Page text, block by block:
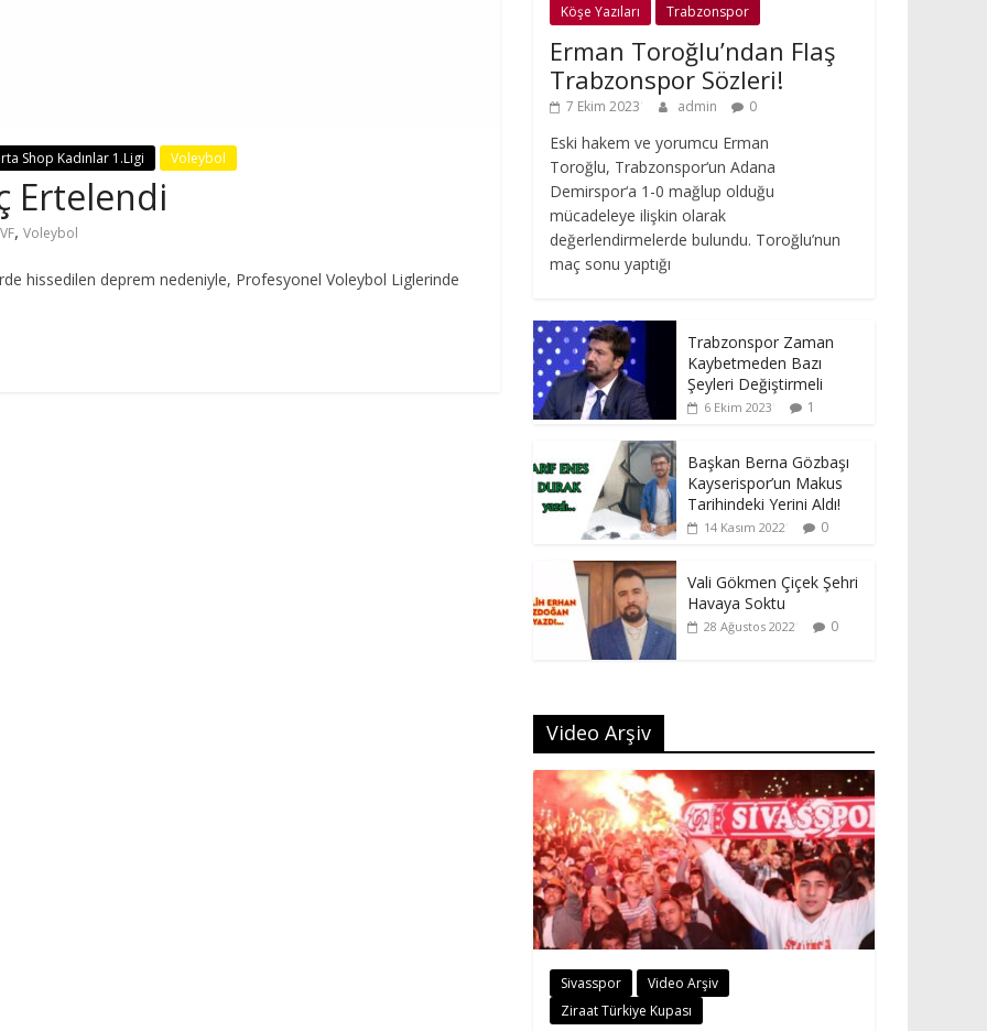
Shop Kadınlar 1.Ligi Voleybol
Ertelendi
, Voleybol
hissedilen deprem nedeniyle, Profesyonel Voleybol Liglerinde
Köşe Yazıları Trabzonspor
Erman Toroğlu’ndan Flaş
Trabzonspor Sözleri!
7 Ekim 2023 admin 0
Eski hakem ve yorumcu Erman
Toroğlu, Trabzonspor‘un Adana
Demirspor‘a 1-0 mağlup olduğu
mücadeleye ilişkin olarak
değerlendirmelerde bulundu. Toroğlu’nun
maç sonu yaptığı
Trabzonspor Zaman
Kaybetmeden Bazı
Şeyleri Değiştirmeli
6 Ekim 2023 1
Başkan Berna Gözbaşı
Kayserispor’un Makus
Tarihindeki Yerini Aldı!
14 Kasım 2022 0
Vali Gökmen Çiçek Şehri
Havaya Soktu
28 Ağustos 2022 0
Video Arşiv
Sivasspor
Video Arşiv
Ziraat Türkiye Kupası